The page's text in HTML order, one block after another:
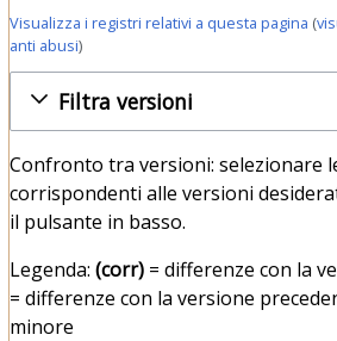
Visualizza i registri relativi a questa pagina (
anti abusi)
Filtra versioni
Confronto tra versioni: selezionare
corrispondenti alle versioni
il pulsante in basso.
Legenda: (corr)= differenze con la
= differenze con la versione
minore